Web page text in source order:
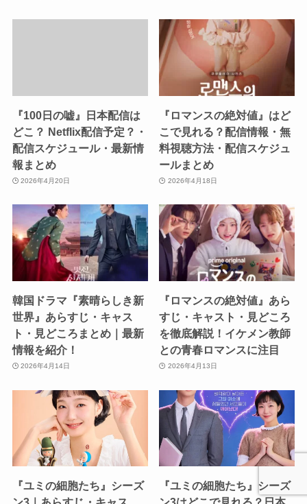
『100日の嘘』日本配信は
どこ？ Netflix配信予定？・
配信スケジュール・最新情
報まとめ
2026年4月20日
『ロマンスの絶対値』はど
こで見れる？配信情報・無
料視聴方法・配信スケジュ
ールまとめ
2026年4月18日
韓国ドラマ『素晴らしき新
世界』あらすじ・キャス
ト・見どころまとめ｜最新
情報を紹介！
2026年4月14日
『ロマンスの絶対値』あら
すじ・キャスト・見どころ
を徹底解説！イケメン教師
との青春ロマンスに注目
2026年4月13日
『ユミの細胞たち』シーズ
『ユミの細胞たち』シーズ